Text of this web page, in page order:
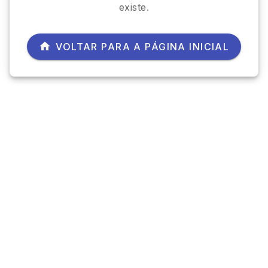
existe.
VOLTAR PARA A PÁGINA INICIAL